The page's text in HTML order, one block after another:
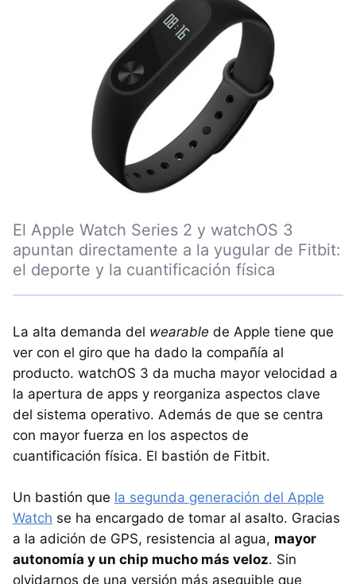
El Apple Watch Series 2 y watchOS 3
apuntan directamente a la yugular de Fitbit:
el deporte y la cuantificación física
La alta demanda del wearable de Apple tiene que
ver con el giro que ha dado la compañía al
producto. watchOS 3 da mucha mayor velocidad a
la apertura de apps y reorganiza aspectos clave
del sistema operativo. Además de que se centra
con mayor fuerza en los aspectos de
cuantificación física. El bastión de Fitbit.
Un bastión que la segunda generación del Apple
Watch se ha encargado de tomar al asalto. Gracias
a la adición de GPS, resistencia al agua, mayor
autonomía y un chip mucho más veloz. Sin
olvidarnos de una versión más asequible que